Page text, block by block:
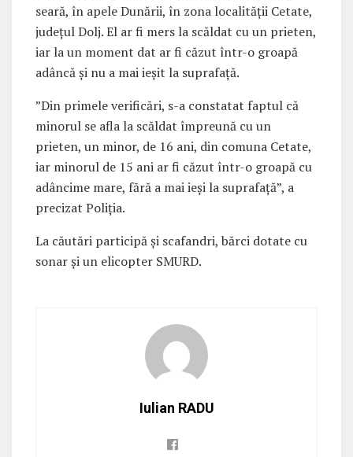
seară, în apele Dunării, în zona localităţii Cetate,
judeţul Dolj. El ar fi mers la scăldat cu un prieten,
iar la un moment dat ar fi căzut într-o groapă
adâncă şi nu a mai ieşit la suprafaţă.
”Din primele verificări, s-a constatat faptul că
minorul se afla la scăldat împreună cu un
prieten, un minor, de 16 ani, din comuna Cetate,
iar minorul de 15 ani ar fi căzut într-o groapă cu
adâncime mare, fără a mai ieşi la suprafaţă”, a
precizat Poliţia.
La căutări participă şi scafandri, bărci dotate cu
sonar şi un elicopter SMURD.
Iulian RADU